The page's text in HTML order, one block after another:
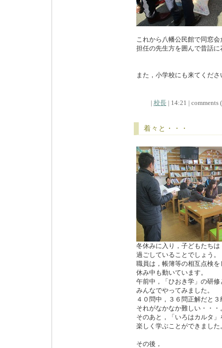
これから八幡公民館で同窓
担任の先生方を囲んで昔話
また，小学校にも来てくだ
| 校長| 14:21 | comments
着々と・・・
冬休みに入り，子どもたち
過ごしていることでしょう。
職員は，帳簿等の相互点検
休み中も動いています。
午前中，「ひおき学」の研
みんなでやってみました。
４０問中，３６問正解だと
それがなかなか難しい・・・
そのあと，「いろはカルタ
楽しく学ぶことができました
その後，